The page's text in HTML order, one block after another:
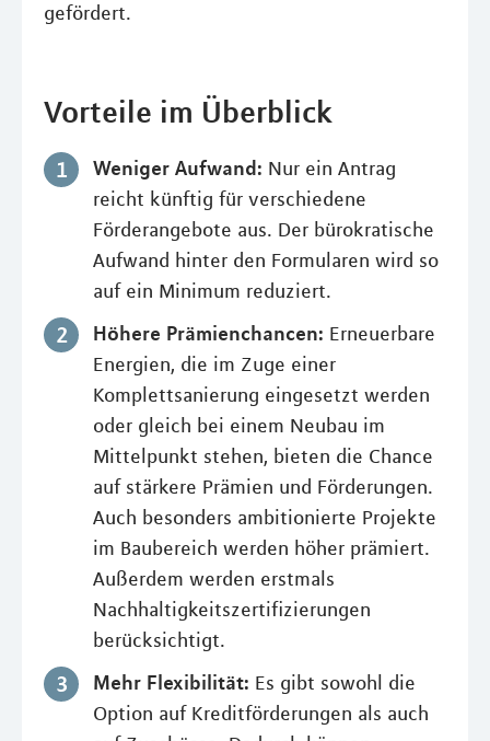
gefördert.
Vorteile im Überblick
Weniger Aufwand: Nur ein Antrag
reicht künftig für verschiedene
Förderangebote aus. Der bürokratische
Aufwand hinter den Formularen wird so
auf ein Minimum reduziert.
Höhere Prämienchancen: Erneuerbare
Energien, die im Zuge einer
Komplettsanierung eingesetzt werden
oder gleich bei einem Neubau im
Mittelpunkt stehen, bieten die Chance
auf stärkere Prämien und Förderungen.
Auch besonders ambitionierte Projekte
im Baubereich werden höher prämiert.
Außerdem werden erstmals
Nachhaltigkeitszertifizierungen
berücksichtigt.
Mehr Flexibilität: Es gibt sowohl die
Option auf Kreditförderungen als auch